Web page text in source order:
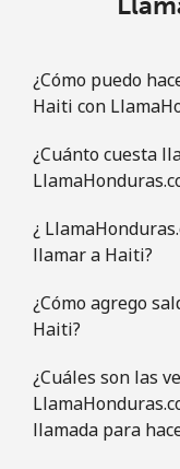
¿Cómo puedo
Haiti con
¿Cuánto cuesta
¿
llamar a Haiti?
¿Cómo agrego
Haiti?
¿Cuáles son las
llamada para